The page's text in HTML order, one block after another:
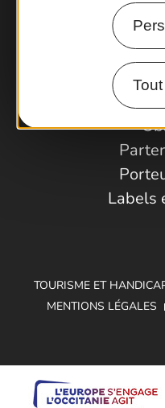
Labels
TOURISME ET
MENTIONS LÉGALES